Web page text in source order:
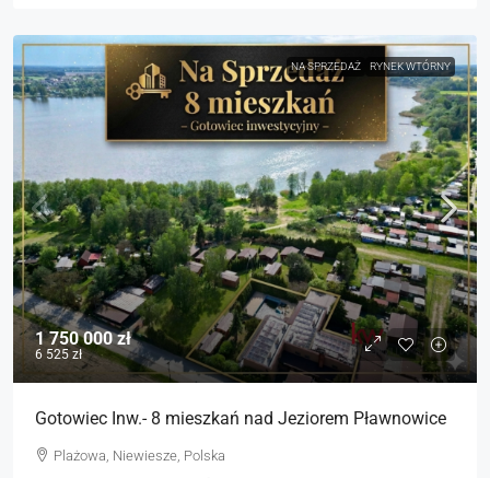
NA SPRZEDAŻ RYNEK WTÓRNY
1 750 000 zł
6 525 zł
Gotowiec Inw.- 8 mieszkań nad Jeziorem Pławnowice
Plażowa, Niewiesze, Polska